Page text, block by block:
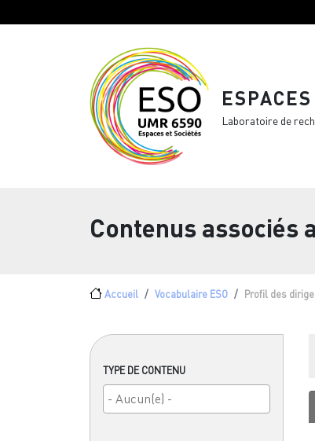
Laboratoire de
Contenus associés
Fil d'Ariane
Accueil Vocabulaire ESO Profil des
TYPE DE CONTENU